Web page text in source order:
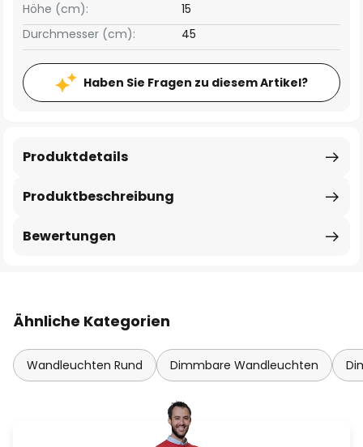
Höhe (cm):
15
Durchmesser (cm):
45
Haben Sie Fragen zu diesem Artikel?
Produktbeschreibung
Produktdetails
Bewertungen
Ähnliche Kategorien
Wandleuchten Rund Dimmbare Wandleuchten